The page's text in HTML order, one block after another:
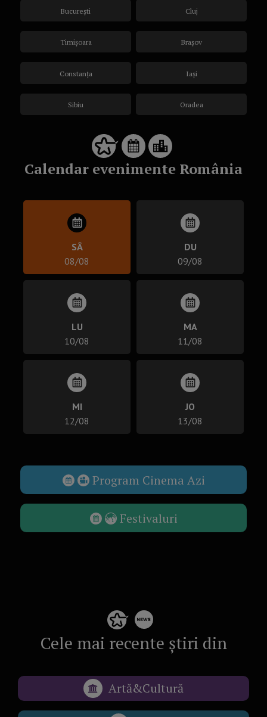
București
Timișoara
Constanța
Sibiu
Cluj
Brașov
Iași
Oradea
Calendar evenimente România
SÂ
08/08
DU
09/08
LU
10/08
MA
11/08
MI
12/08
JO
13/08
Program Cinema Azi
Festivaluri
Cele mai recente știri din
Artă&Cultură